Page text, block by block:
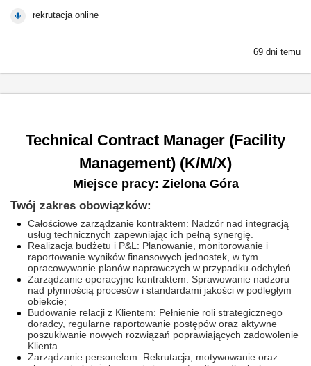
rekrutacja online
69 dni temu
Technical Contract Manager (Facility
Management) (K/M/X)
Miejsce pracy: Zielona Góra
Twój zakres obowiązków:
Całościowe zarządzanie kontraktem: Nadzór nad integracją
usług technicznych zapewniając ich pełną synergię.
Realizacja budżetu i P&L: Planowanie, monitorowanie i
raportowanie wyników finansowych jednostek, w tym
opracowywanie planów naprawczych w przypadku odchyleń.
Zarządzanie operacyjne kontraktem: Sprawowanie nadzoru
nad płynnością procesów i standardami jakości w podległym
obiekcie;
Budowanie relacji z Klientem: Pełnienie roli strategicznego
doradcy, regularne raportowanie postępów oraz aktywne
poszukiwanie nowych rozwiązań poprawiających zadowolenie
Klienta.
Zarządzanie personelem: Rekrutacja, motywowanie oraz